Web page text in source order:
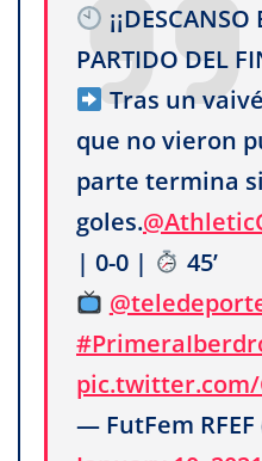
PARTIDO DEL
Tras un
que no vieron
parte termina
goles.
| 0-0 |
45’
pic.twitter.com/
— FutFem RFEF